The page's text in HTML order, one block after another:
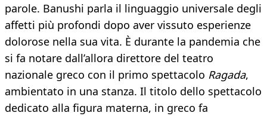
parole. Banushi parla il linguaggio universale degli
affetti più profondi dopo aver vissuto esperienze
dolorose nella sua vita. È durante la pandemia che
si fa notare dall’allora direttore del teatro
nazionale greco con il primo spettacolo Ragada,
ambientato in una stanza. Il titolo dello spettacolo
dedicato alla figura materna, in greco fa